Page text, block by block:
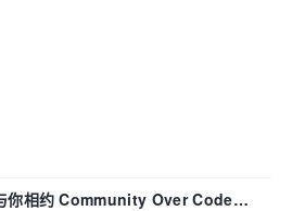
你相约 Community Over Code